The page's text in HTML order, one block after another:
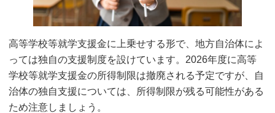
高等学校等就学支援金に上乗せする形で、地方自治体によ
っては独自の支援制度を設けています。2026年度に高等
学校等就学支援金の所得制限は撤廃される予定ですが、自
治体の独自支援については、所得制限が残る可能性がある
ため注意しましょう。